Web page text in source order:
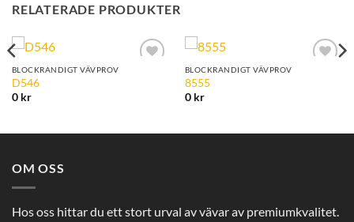
RELATERADE PRODUKTER
BLOCKRANDIGT VÄVPROV
D546
0 kr
BLOCKRANDIGT VÄVPROV
8555
0 kr
OM OSS
Hos oss hittar du ett stort urval av vävar av premiumkvalitet.